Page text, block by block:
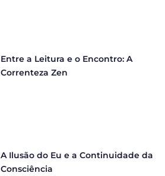
Entre a Leitura e o Encontro: A
Correnteza Zen
A Ilusão do Eu e a Continuidade da
Consciência